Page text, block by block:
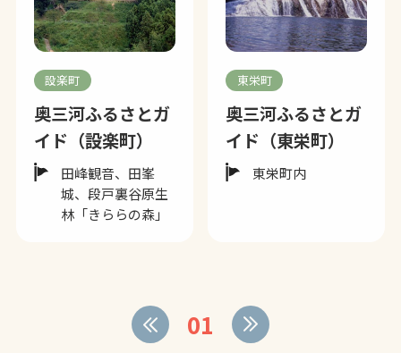
設楽町
奥三河ふるさとガ
イド（設楽町）
田峰観音、田峯
城、段戸裏谷原生
林「きららの森」
東栄町
奥三河ふるさとガ
イド（東栄町）
東栄町内
01